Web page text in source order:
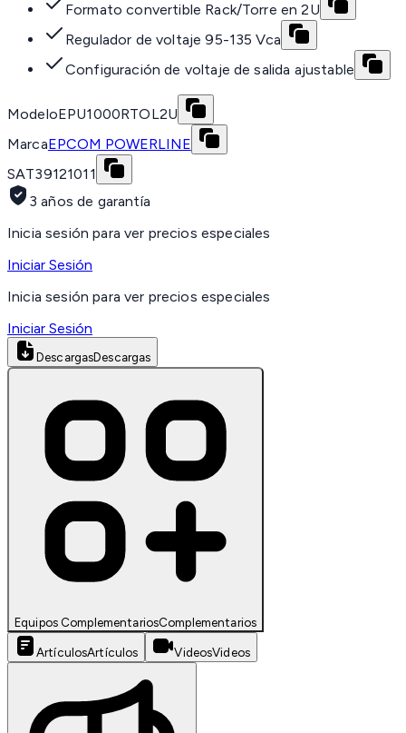
Formato convertible Rack/Torre en 2U
Regulador de voltaje 95-135 Vca
Configuración de voltaje de salida ajustable
ModeloEPU1000RTOL2U
MarcaEPCOM POWERLINE
SAT39121011
3 años de garantía
Inicia sesión para ver precios especiales
Iniciar Sesión
Inicia sesión para ver precios especiales
Iniciar Sesión
DescargasDescargas
Equipos ComplementariosComplementarios
ArtículosArtículos VideosVideos